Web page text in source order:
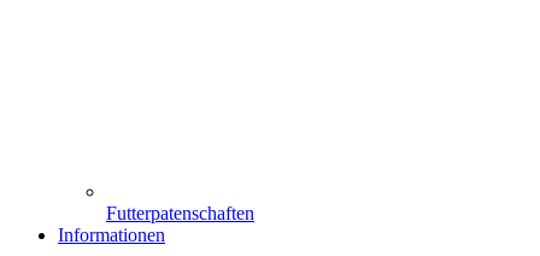
Futterpatenschaften
Informationen